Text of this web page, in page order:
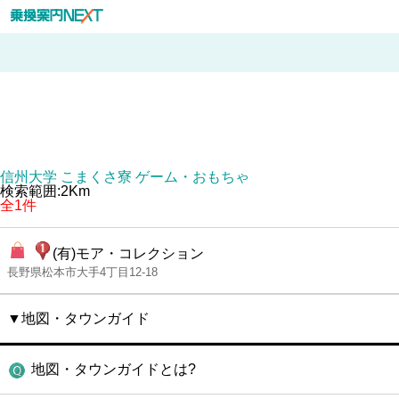
信州大学 こまくさ寮 ゲーム・おもちゃ
検索範囲:2Km
全1件
(有)モア・コレクション
長野県松本市大手4丁目12-18
▼地図・タウンガイド
地図・タウンガイドとは?